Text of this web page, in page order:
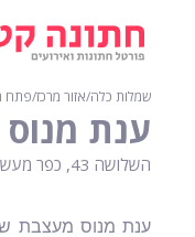
שמלות כלה∕אזור מרכז∕פתח
ענת
השלושה 43, כפר מעש, פתח תקווה